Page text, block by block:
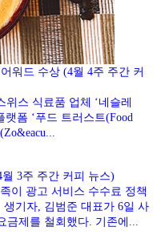
워드 수상 (4월 4주 주간 커
스 식료품 업체 ‘네슬레
폼 ‘푸드 트러스트(Food
3주 주간 커피 뉴스)
이 광고 서비스 수수료 정책
기자, 김범준 대표가 6일 사
제를 철회했다. 기존에...